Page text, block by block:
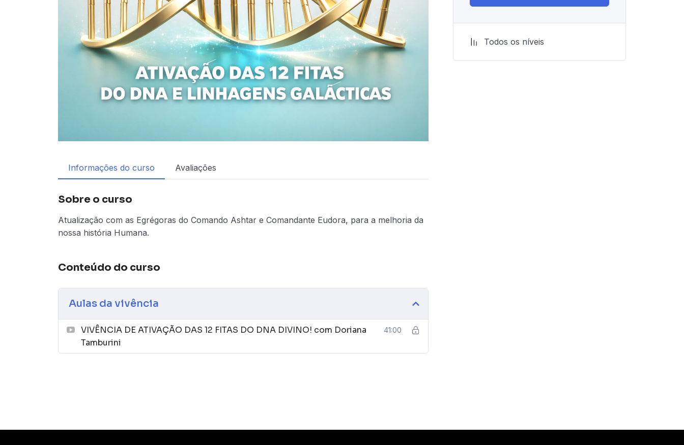
Informações do curso Avaliações
Sobre o curso
Atualização com as Egrégoras do Comando Ashtar e Comandante Eudora, para a melhoria da
nossa história Humana.
Conteúdo do curso
Aulas da vivência
VIVÊNCIA DE ATIVAÇÃO DAS 12 FITAS DO DNA DIVINO! com Doriana
Tamburini
41:00
Todos os níveis